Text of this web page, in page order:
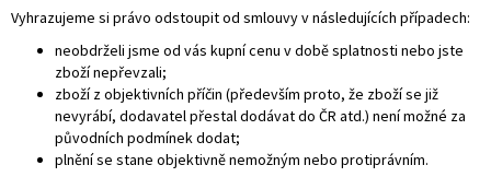
Vyhrazujeme si právo odstoupit od smlouvy v následujících případech:
neobdrželi jsme od vás kupní cenu v době splatnosti nebo jste
zboží nepřevzali;
zboží z objektivních příčin (především proto, že zboží se již
nevyrábí, dodavatel přestal dodávat do ČR atd.) není možné za
původních podmínek dodat;
plnění se stane objektivně nemožným nebo protiprávním.